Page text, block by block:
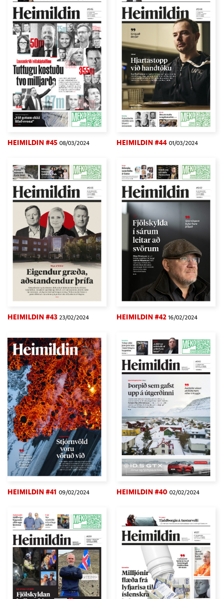
HEIMILDIN #45 08/03/2024 HEIMILDIN #44 01/03/2024
HEIMILDIN #43 23/02/2024 HEIMILDIN #42 16/02/2024
HEIMILDIN #41 09/02/2024 HEIMILDIN #40 02/02/2024